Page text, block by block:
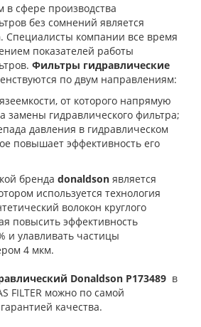
сфере производства
без сомнений является
. Специалисты компании все время
показателей работы
Фильтры гидравлические
по двум направлениям:
от которого напрямую
замены гидравлического фильтра;
давления в гидравлическом
повышает эффективность его
бренда donaldson является
используется технология
волокон круглого
повысить эффективность
и улавливать частицы
4 мкм.
Donaldson P173489 в
FILTER можно по самой
качества.